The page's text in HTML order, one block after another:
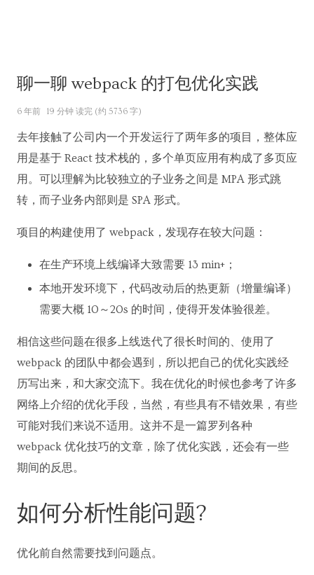
聊一聊 webpack 的打包优化实践
6 年前 19 分钟 读完 (约 5736 字)
去年接触了公司内一个开发运行了两年多的项目，整体应
用是基于 React 技术栈的，多个单页应用有构成了多页应
用。可以理解为比较独立的子业务之间是 MPA 形式跳
转，而子业务内部则是 SPA 形式。
项目的构建使用了 webpack，发现存在较大问题：
在生产环境上线编译大致需要 13 min+；
本地开发环境下，代码改动后的热更新（增量编译）
需要大概 10～20s 的时间，使得开发体验很差。
相信这些问题在很多上线迭代了很长时间的、使用了
webpack 的团队中都会遇到，所以把自己的优化实践经
历写出来，和大家交流下。我在优化的时候也参考了许多
网络上介绍的优化手段，当然，有些具有不错效果，有些
可能对我们来说不适用。这并不是一篇罗列各种
webpack 优化技巧的文章，除了优化实践，还会有一些
期间的反思。
如何分析性能问题?
优化前自然需要找到问题点。